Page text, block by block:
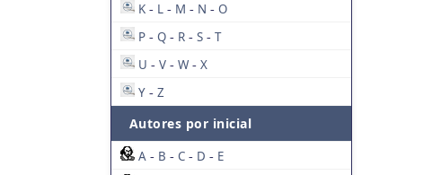
K - L - M - N - O
P - Q - R - S - T
U - V - W - X
Y - Z
Autores por inicial
A - B - C - D - E